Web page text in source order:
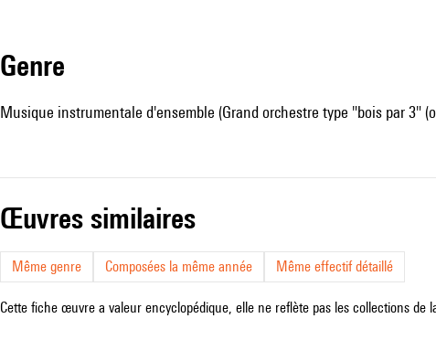
genre
Musique instrumentale d'ensemble (Grand orchestre type "bois par 3"
œuvres similaires
Même genre Composées la même année Même effectif détaillé
Cette fiche œuvre a valeur encyclopédique, elle ne reflète pas les collections